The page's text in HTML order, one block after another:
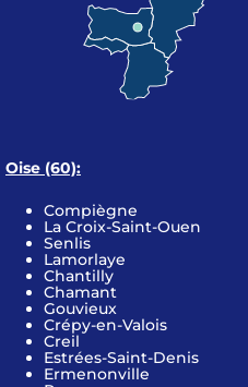
Oise (60):
Compiègne
La Croix-Saint-Ouen
Senlis
Lamorlaye
Chantilly
Chamant
Gouvieux
Crépy-en-Valois
Creil
Estrées-Saint-Denis
Ermenonville